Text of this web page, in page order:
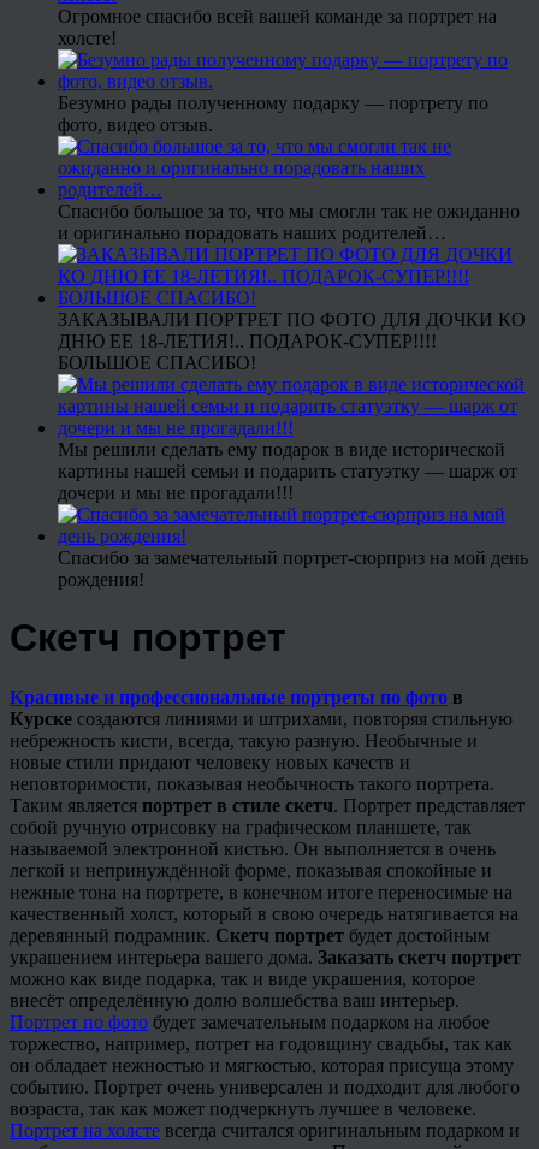
Огромное спасибо всей вашей команде за портрет на
холсте!
Безумно рады полученному подарку — портрету по
фото, видео отзыв.
Спасибо большое за то, что мы смогли так не ожиданно
и оригинально порадовать наших родителей…
ЗАКАЗЫВАЛИ ПОРТРЕТ ПО ФОТО ДЛЯ ДОЧКИ КО
ДНЮ ЕЕ 18-ЛЕТИЯ!.. ПОДАРОК-СУПЕР!!!!
БОЛЬШОЕ СПАСИБО!
Мы решили сделать ему подарок в виде исторической
картины нашей семьи и подарить статуэтку — шарж от
дочери и мы не прогадали!!!
Спасибо за замечательный портрет-сюрприз на мой день
рождения!
Скетч портрет
Красивые и профессиональные портреты по фото в
Курске создаются линиями и штрихами, повторяя стильную
небрежность кисти, всегда, такую разную. Необычные и
новые стили придают человеку новых качеств и
неповторимости, показывая необычность такого портрета.
Таким является портрет в стиле скетч. Портрет представляет
собой ручную отрисовку на графическом планшете, так
называемой электронной кистью. Он выполняется в очень
легкой и непринуждённой форме, показывая спокойные и
нежные тона на портрете, в конечном итоге переносимые на
качественный холст, который в свою очередь натягивается на
деревянный подрамник. Скетч портрет будет достойным
украшением интерьера вашего дома. Заказать скетч портрет
можно как виде подарка, так и виде украшения, которое
внесёт определённую долю волшебства ваш интерьер.
Портрет по фото будет замечательным подарком на любое
торжество, например, потрет на годовщину свадьбы, так как
он обладает нежностью и мягкостью, которая присуща этому
событию. Портрет очень универсален и подходит для любого
возраста, так как может подчеркнуть лучшее в человеке.
Портрет на холсте всегда считался оригинальным подарком и